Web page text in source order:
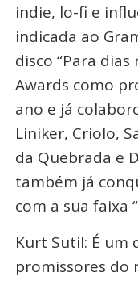
indie, lo-fi e
indicada ao
disco “Para dias
Awards como
ano e já
Liniker, Criolo,
da Quebrada e
também já
com a sua faixa
Kurt Sutil: É um
promissores do